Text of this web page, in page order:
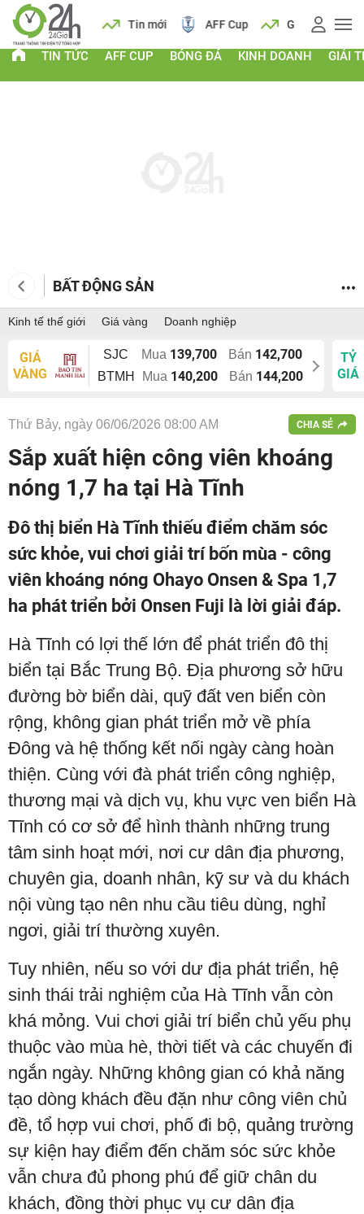
Lịch Tin mới AFF Cup Giá vàng
TIN TỨC AFF CUP BÓNG ĐÁ KINH DOANH GIẢI
BẤT ĐỘNG SẢN
Kinh tế thế giới Giá vàng Doanh nghiệp
GIÁ
VÀNG
SJC Mua 139,700 Bán 142,700
BTMH Mua 140,200 Bán 144,200
TỶ
GIÁ
Thứ Bảy, ngày 06/06/2026 08:00 AM CHIA SẺ
Sắp xuất hiện công viên khoáng
nóng 1,7 ha tại Hà Tĩnh
Đô thị biển Hà Tĩnh thiếu điểm chăm sóc
sức khỏe, vui chơi giải trí bốn mùa - công
viên khoáng nóng Ohayo Onsen & Spa 1,7
ha phát triển bởi Onsen Fuji là lời giải đáp.
Hà Tĩnh có lợi thế lớn để phát triển đô thị
biển tại Bắc Trung Bộ. Địa phương sở hữu
đường bờ biển dài, quỹ đất ven biển còn
rộng, không gian phát triển mở về phía
Đông và hệ thống kết nối ngày càng hoàn
thiện. Cùng với đà phát triển công nghiệp,
thương mại và dịch vụ, khu vực ven biển Hà
Tĩnh có cơ sở để hình thành những trung
tâm sinh hoạt mới, nơi cư dân địa phương,
chuyên gia, doanh nhân, kỹ sư và du khách
nội vùng tạo nên nhu cầu tiêu dùng, nghỉ
ngơi, giải trí thường xuyên.
Tuy nhiên, nếu so với dư địa phát triển, hệ
sinh thái trải nghiệm của Hà Tĩnh vẫn còn
khá mỏng. Vui chơi giải trí biển chủ yếu phụ
thuộc vào mùa hè, thời tiết và các chuyến đi
ngắn ngày. Những không gian có khả năng
tạo dòng khách đều đặn như công viên chủ
đề, tổ hợp vui chơi, phố đi bộ, quảng trường
sự kiện hay điểm đến chăm sóc sức khỏe
vẫn chưa đủ phong phú để giữ chân du
khách, đồng thời phục vụ cư dân địa